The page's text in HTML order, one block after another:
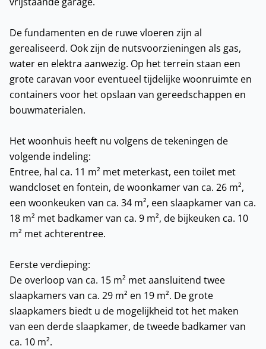
De fundamenten en de ruwe vloeren zijn al
gerealiseerd. Ook zijn de nutsvoorzieningen als gas,
water en elektra aanwezig. Op het terrein staan een
grote caravan voor eventueel tijdelijke woonruimte en
containers voor het opslaan van gereedschappen en
bouwmaterialen.
Het woonhuis heeft nu volgens de tekeningen de
volgende indeling:
Entree, hal ca. 11 m² met meterkast, een toilet met
wandcloset en fontein, de woonkamer van ca. 26 m²,
een woonkeuken van ca. 34 m², een slaapkamer van ca.
18 m² met badkamer van ca. 9 m², de bijkeuken ca. 10
m² met achterentree.
Eerste verdieping:
De overloop van ca. 15 m² met aansluitend twee
slaapkamers van ca. 29 m² en 19 m². De grote
slaapkamers biedt u de mogelijkheid tot het maken
van een derde slaapkamer, de tweede badkamer van
ca. 10 m².